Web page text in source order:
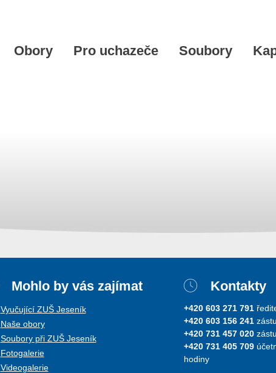
Obory Pro uchazeče Soubory
Mohlo by vás zajímat
Vyučující ZUŠ Jeseník
Naše obory
Soubory při ZUŠ Jeseník
Fotogalerie
Videogalerie
Kontakty
+420 603 271 791
+420 603 156 241
+420 731 457 020
+420 731 405 709
hodiny